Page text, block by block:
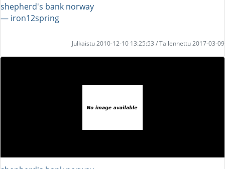
shepherd's bank norway
― iron12spring
Julkaistu 2010-12-10 13:25:53 / Tallennettu 2017-03-09